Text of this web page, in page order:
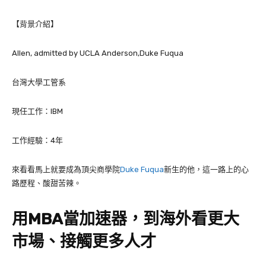
【背景介紹】
Allen, admitted by UCLA Anderson,Duke Fuqua
台灣大學工管系
現任工作： IBM
工作經驗： 4年
來看看馬上就要成為頂尖商學院Duke Fuqua新生的他，這一路上的心
路歷程、酸甜苦辣。
用MBA當加速器，到海外看更大
市場、接觸更多人才